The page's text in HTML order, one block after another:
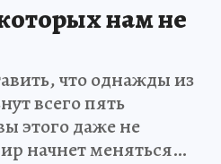
нам не
что однажды из
всего пять
этого даже не
начнет меняться…